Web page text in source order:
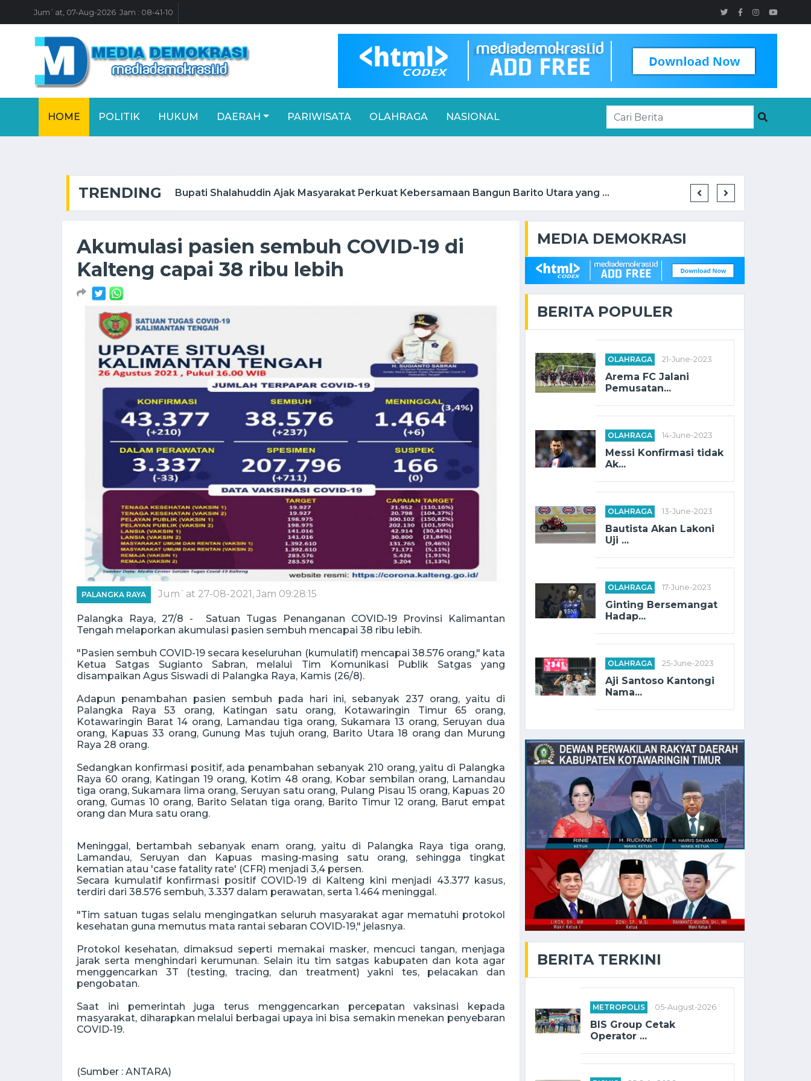
Jum`at, 07-Aug-2026 Jam : 08-41-10
HOME POLITIK HUKUM DAERAH PARIWISATA OLAHRAGA NASIONAL
TRENDING Bupati Shalahuddin Ajak Masyarakat Perkuat Kebersamaan Bangun Barito Utara yang ... Gubernur Agustiar
Akumulasi pasien sembuh COVID-19 di
Kalteng capai 38 ribu lebih
PALANGKA RAYA Jum`at 27-08-2021, Jam 09:28:15
Palangka Raya, 27/8 - Satuan Tugas Penanganan COVID-19 Provinsi Kalimantan
Tengah melaporkan akumulasi pasien sembuh mencapai 38 ribu lebih.
"Pasien sembuh COVID-19 secara keseluruhan (kumulatif) mencapai 38.576 orang," kata
Ketua Satgas Sugianto Sabran, melalui Tim Komunikasi Publik Satgas yang
disampaikan Agus Siswadi di Palangka Raya, Kamis (26/8).
Adapun penambahan pasien sembuh pada hari ini, sebanyak 237 orang, yaitu di
Palangka Raya 53 orang, Katingan satu orang, Kotawaringin Timur 65 orang,
Kotawaringin Barat 14 orang, Lamandau tiga orang, Sukamara 13 orang, Seruyan dua
orang, Kapuas 33 orang, Gunung Mas tujuh orang, Barito Utara 18 orang dan Murung
Raya 28 orang.
Sedangkan konfirmasi positif, ada penambahan sebanyak 210 orang, yaitu di Palangka
Raya 60 orang, Katingan 19 orang, Kotim 48 orang, Kobar sembilan orang, Lamandau
tiga orang, Sukamara lima orang, Seruyan satu orang, Pulang Pisau 15 orang, Kapuas 20
orang, Gumas 10 orang, Barito Selatan tiga orang, Barito Timur 12 orang, Barut empat
orang dan Mura satu orang.
Meninggal, bertambah sebanyak enam orang, yaitu di Palangka Raya tiga orang,
Lamandau, Seruyan dan Kapuas masing-masing satu orang, sehingga tingkat
kematian atau 'case fatality rate' (CFR) menjadi 3,4 persen.
Secara kumulatif konfirmasi positif COVID-19 di Kalteng kini menjadi 43.377 kasus,
terdiri dari 38.576 sembuh, 3.337 dalam perawatan, serta 1.464 meninggal.
"Tim satuan tugas selalu mengingatkan seluruh masyarakat agar mematuhi protokol
kesehatan guna memutus mata rantai sebaran COVID-19," jelasnya.
Protokol kesehatan, dimaksud seperti memakai masker, mencuci tangan, menjaga
jarak serta menghindari kerumunan. Selain itu tim satgas kabupaten dan kota agar
menggencarkan 3T (testing, tracing, dan treatment) yakni tes, pelacakan dan
pengobatan.
Saat ini pemerintah juga terus menggencarkan percepatan vaksinasi kepada
masyarakat, diharapkan melalui berbagai upaya ini bisa semakin menekan penyebaran
COVID-19.
(Sumber : ANTARA)
MEDIA DEMOKRASI
BERITA POPULER
OLAHRAGA 21-June-2023
Arema FC Jalani
Pemusatan...
OLAHRAGA 14-June-2023
Messi Konfirmasi tidak
Ak...
OLAHRAGA 13-June-2023
Bautista Akan Lakoni
Uji ...
OLAHRAGA 17-June-2023
Ginting Bersemangat
Hadap...
OLAHRAGA 25-June-2023
Aji Santoso Kantongi
Nama...
BERITA TERKINI
METROPOLIS 05-August-2026
BIS Group Cetak
Operator ...